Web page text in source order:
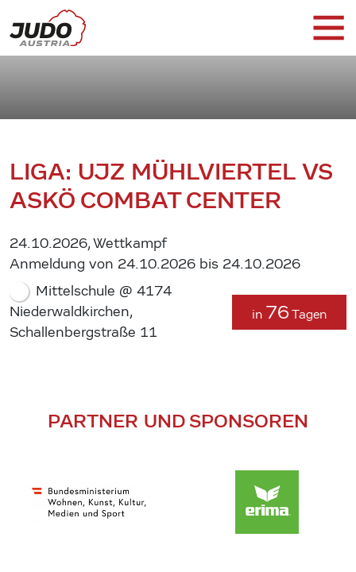
LIGA: UJZ MÜHLVIERTEL VS
ASKÖ COMBAT CENTER
24.10.2026, Wettkampf
Anmeldung von 24.10.2026 bis 24.10.2026
Mittelschule @ 4174
Niederwaldkirchen,
Schallenbergstraße 11
in 76 Tagen
PARTNER UND SPONSOREN